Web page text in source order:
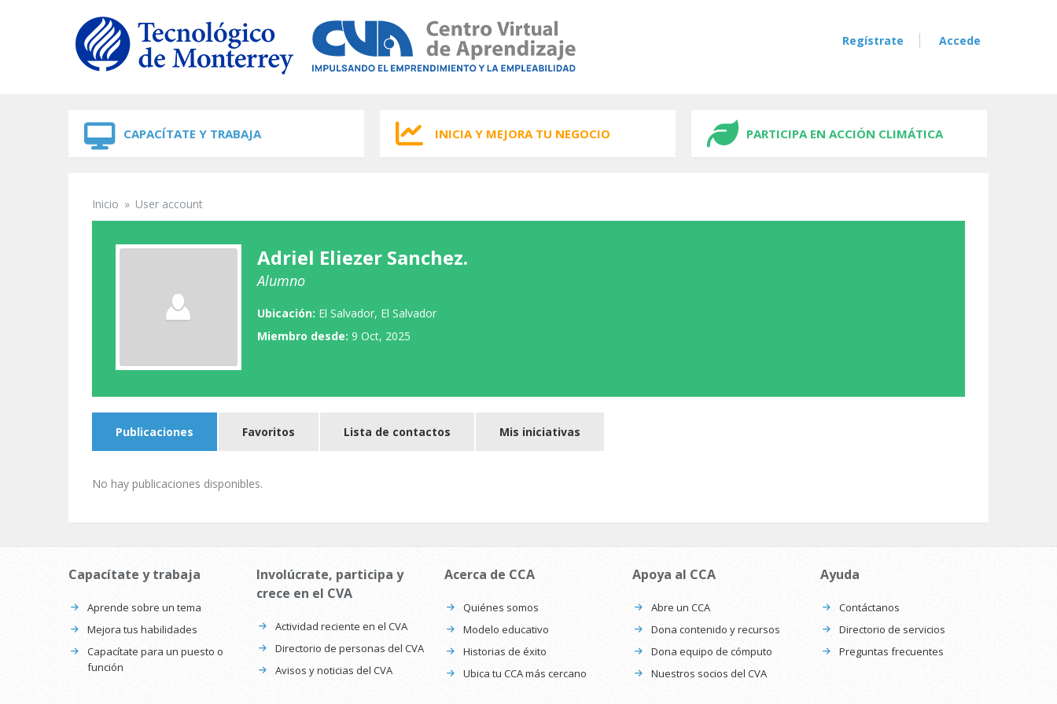
Regístrate Accede
CAPACÍTATE Y TRABAJA INICIA Y MEJORA TU NEGOCIO PARTICIPA EN ACCIÓN CLIMÁTICA
Se encuentra usted aquí
Inicio » User account
Adriel Eliezer Sanchez.
Alumno
Ubicación: El Salvador, El Salvador
Miembro desde: 9 Oct, 2025
Publicaciones Favoritos Lista de contactos Mis iniciativas
No hay publicaciones disponibles.
Capacítate y trabaja
Aprende sobre un tema
Mejora tus habilidades
Capacítate para un puesto o
función
Involúcrate, participa y
crece en el CVA
Actividad reciente en el CVA
Directorio de personas del CVA
Avisos y noticias del CVA
Acerca de CCA
Quiénes somos
Modelo educativo
Historias de éxito
Ubica tu CCA más cercano
Apoya al CCA
Abre un CCA
Dona contenido y recursos
Dona equipo de cómputo
Nuestros socios del CVA
Ayuda
Contáctanos
Directorio de servicios
Preguntas frecuentes